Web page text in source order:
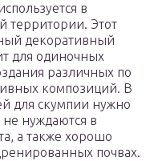
в
территории. Этот
декоративный
для одиночных
различных по
композиций. В
для скумпии нужно
нуждаются в
а также хорошо
почвах.